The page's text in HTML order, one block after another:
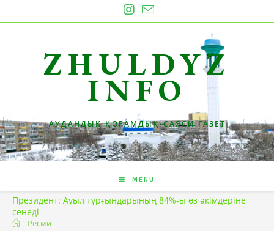
to
ZHULDYZ
INFO
АУДАНДЫҚ ҚОҒАМДЫҚ-САЯСИ ГАЗЕТ
MENU
Президент: Ауыл тұрғындарының 84%-ы өз әкімдеріне
сенеді
Ресми